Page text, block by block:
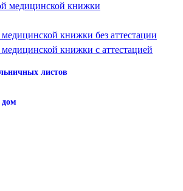
медицинской книжки
книжки без аттестации
книжки с аттестацией
листов